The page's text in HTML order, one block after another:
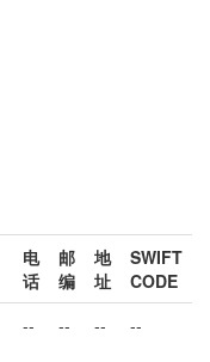
电
话
邮
编
地
址
SWIFT
CODE
-- -- -- --